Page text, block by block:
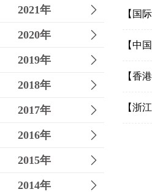
2021年
2020年
2019年
2018年
2017年
2016年
2015年
2014年
【国
【中
【香
【浙